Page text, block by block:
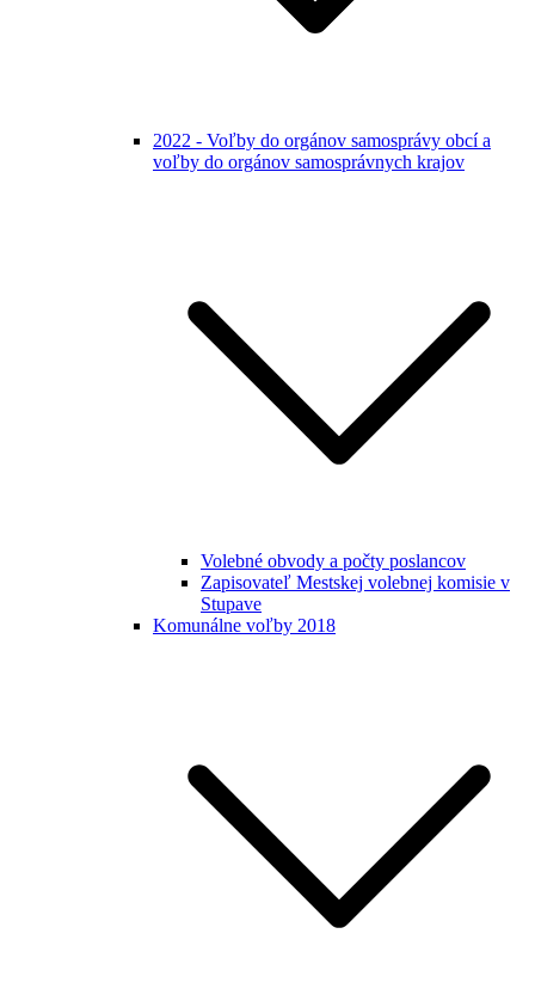
2022 - Voľby do orgánov samosprávy obcí a
voľby do orgánov samosprávnych krajov
Volebné obvody a počty poslancov
Zapisovateľ Mestskej volebnej komisie v
Stupave
Komunálne voľby 2018